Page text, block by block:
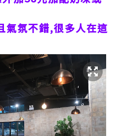
氣氛不錯,很多人在這